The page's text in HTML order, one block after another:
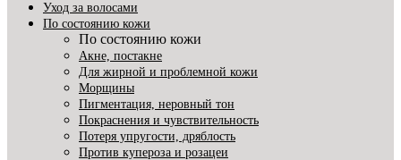
Уход за волосами
По состоянию кожи
По состоянию кожи
Акне, постакне
Для жирной и проблемной кожи
Морщины
Пигментация, неровный тон
Покраснения и чувствительность
Потеря упругости, дряблость
Против купероза и розацеи